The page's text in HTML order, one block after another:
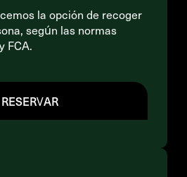
la opción de recoger
según las normas
FCA.
RESERVAR